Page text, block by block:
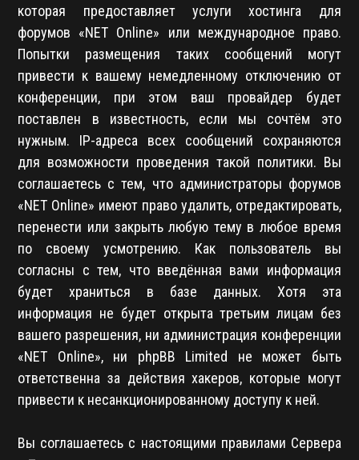
которая предоставляет услуги хостинга для
форумов «NET Online» или международное право.
Попытки размещения таких сообщений могут
привести к вашему немедленному отключению от
конференции, при этом ваш провайдер будет
поставлен в известность, если мы сочтём это
нужным. IP-адреса всех сообщений сохраняются
для возможности проведения такой политики. Вы
соглашаетесь с тем, что администраторы форумов
«NET Online» имеют право удалить, отредактировать,
перенести или закрыть любую тему в любое время
по своему усмотрению. Как пользователь вы
согласны с тем, что введённая вами информация
будет храниться в базе данных. Хотя эта
информация не будет открыта третьим лицам без
вашего разрешения, ни администрация конференции
«NET Online», ни phpBB Limited не может быть
ответственна за действия хакеров, которые могут
привести к несанкционированному доступу к ней.
Вы соглашаетесь с настоящими правилами Сервера